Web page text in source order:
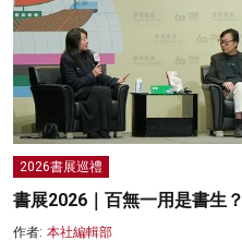
2026書展巡禮
書展2026｜百無一用是書生？
作者: 本社編輯部